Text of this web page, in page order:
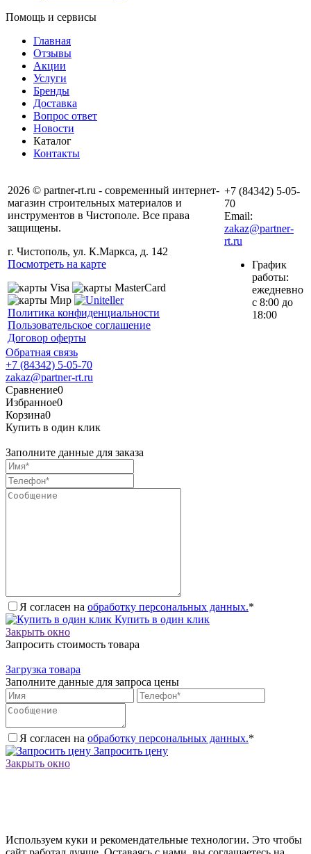
Помощь и сервисы
Главная
Отзывы
Акции
Услуги
Бренды
Доставка
Вопрос ответ
Новости
Каталог
Контакты
2026 © partner-rt.ru - современный интернет-
магазин строительных материалов и
инструментов в Чистополе. Все права
защищены.
г. Чистополь, ул. К.Маркса, д. 142
Посмотреть на карте
Политика конфиденциальности
Пользовательское соглашение
Договор оферты
+7 (84342) 5-05-
70
Email:
zakaz@partner-
rt.ru
График
работы:
ежедневно
с 8:00 до
18:00
Обратная связь
+7 (84342) 5-05-70
zakaz@partner-rt.ru
Сравнение0
Избранное0
Корзина0
Купить в один клик
Заполните данные для заказа
Я согласен на обработку персональных данных.*
Купить в один клик
Закрыть окно
Запросить стоимость товара
Загрузка товара
Заполните данные для запроса цены
Я согласен на обработку персональных данных.*
Запросить цену
Закрыть окно
Используем куки и рекомендательные технологии. Это чтобы